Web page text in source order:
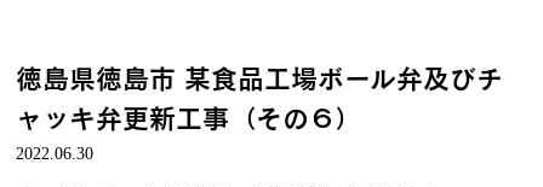
徳島県徳島市 某食品工場ボール弁及びチ
ャッキ弁更新工事（その６）
2022.06.30